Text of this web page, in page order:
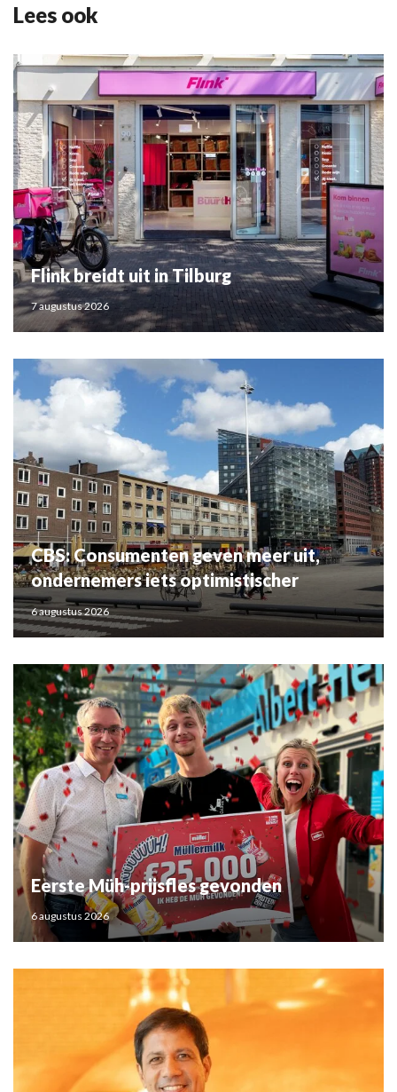
Lees ook
Flink breidt uit in Tilburg
7 augustus 2026
CBS: Consumenten geven meer uit,
ondernemers iets optimistischer
6 augustus 2026
Eerste Müh-prijsfles gevonden
6 augustus 2026